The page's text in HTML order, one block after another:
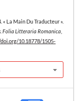
La Main Du Traducteur ».
Folia Litteraria Romanica,
10.18778/1505-